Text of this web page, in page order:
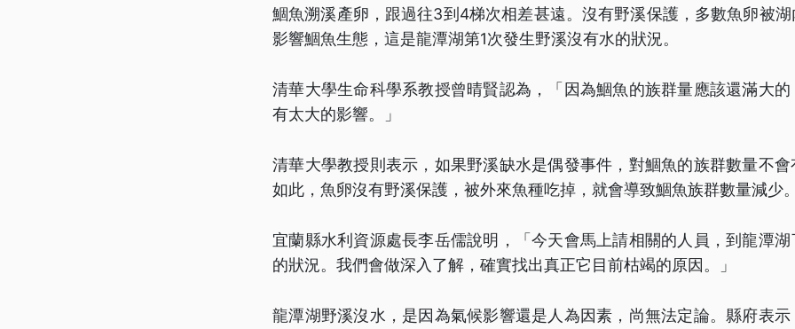
鯝魚溯溪產卵，跟過往3到4梯次相差甚遠。沒有野溪保護，多數魚卵被
影響鯝魚生態，這是龍潭湖第1次發生野溪沒有水的狀況。
清華大學生命科學系教授曾晴賢認為，「因為鯝魚的族群量應該還滿大
有太大的影響。」
清華大學教授則表示，如果野溪缺水是偶發事件，對鯝魚的族群數量不
如此，魚卵沒有野溪保護，被外來魚種吃掉，就會導致鯝魚族群數量減少
宜蘭縣水利資源處長李岳儒說明，「今天會馬上請相關的人員，到龍潭
的狀況。我們會做深入了解，確實找出真正它目前枯竭的原因。」
龍潭湖野溪沒水，是因為氣候影響還是人為因素，尚無法定論。縣府表